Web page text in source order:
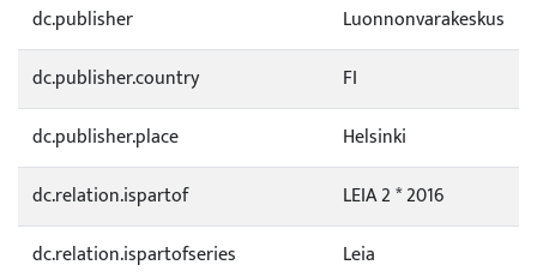
dc.publisher
Luonnonvarakeskus
dc.publisher.country
FI
dc.publisher.place
Helsinki
dc.relation.ispartof
LEIA 2 * 2016
dc.relation.ispartofseries
Leia